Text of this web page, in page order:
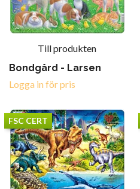
Till produkten
Bondgård - Larsen
Logga in för pris
FSC CERT